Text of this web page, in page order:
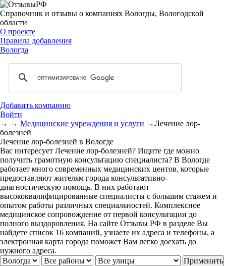
Справочник и отзывы о компаниях Вологды, Вологодской
области
О проекте
Правила добавления
Вологда
Добавить компанию
Войти
→ → Медицинские учреждения и услуги →Лечение лор-
болезней
Лечение лор-болезней в Вологде
Вас интересует Лечение лор-болезней? Ищите где можно
получить грамотную консультацию специалиста? В Вологде
работает много современных медицинских центов, которые
предоставляют жителям города консультативно-
диагностическую помощь. В них работают
высококвалифицированные специалисты с большим стажем и
опытом работы различных специальностей. Комплексное
медицинское сопровождение от первой консультации до
полного выздоровления. На сайте Отзывы РФ в разделе Вы
найдете список 16 компаний, узнаете их адреса и телефоны, а
электронная карта города поможет Вам легко доехать до
нужного адреса.